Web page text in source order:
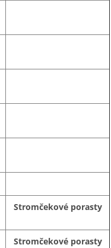
Stromčekové porasty
Stromčekové porasty